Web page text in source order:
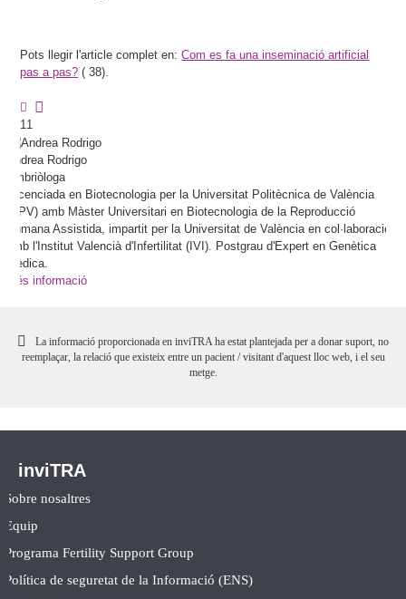
Pots llegir l'article complet en:Com es fa una inseminació artificial
pas a pas? ( 38).
11
Andrea Rodrigo
Embriòloga
Llicenciada en Biotecnologia per la Universitat Politècnica de València
(UPV) amb Màster Universitari en Biotecnologia de la Reproducció
Humana Assistida, impartit per la Universitat de València en col·laboració
amb l'Institut Valencià d'Infertilitat (IVI). Postgrau d'Expert en Genètica
Mèdica.
Més informació
La informació proporcionada en inviTRA ha estat plantejada per a donar suport, no
reemplaçar, la relació que existeix entre un pacient / visitant d'aquest lloc web, i el seu
metge.
inviTRA
Sobre nosaltres
Equip
Programa Fertility Support Group
Política de seguretat de la Informació (ENS)